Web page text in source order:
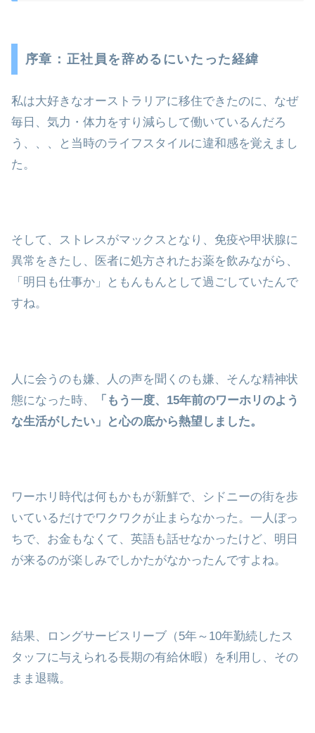
序章：正社員を辞めるにいたった経緯
私は大好きなオーストラリアに移住できたのに、なぜ
毎日、気力・体力をすり減らして働いているんだろ
う、、、と当時のライフスタイルに違和感を覚えまし
た。
そして、ストレスがマックスとなり、免疫や甲状腺に
異常をきたし、医者に処方されたお薬を飲みながら、
「明日も仕事か」ともんもんとして過ごしていたんで
すね。
人に会うのも嫌、人の声を聞くのも嫌、そんな精神状
態になった時、
「もう一度、15年前のワーホリのよう
な生活がしたい」と心の底から熱望しました。
ワーホリ時代は何もかもが新鮮で、シドニーの街を歩
いているだけでワクワクが止まらなかった。一人ぼっ
ちで、お金もなくて、英語も話せなかったけど、明日
が来るのが楽しみでしかたがなかったんですよね。
結果、ロングサービスリーブ（5年～10年勤続したス
タッフに与えられる長期の有給休暇）を利用し、その
まま退職。